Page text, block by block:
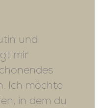
und
mir
Ich möchte
in dem du